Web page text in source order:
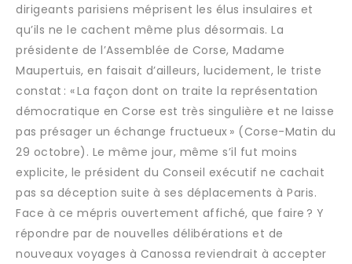
dirigeants parisiens méprisent les élus insulaires et
qu’ils ne le cachent même plus désormais. La
présidente de l’Assemblée de Corse, Madame
Maupertuis, en faisait d’ailleurs, lucidement, le triste
constat : « La façon dont on traite la représentation
démocratique en Corse est très singulière et ne laisse
pas présager un échange fructueux » (Corse-Matin du
29 octobre). Le même jour, même s’il fut moins
explicite, le président du Conseil exécutif ne cachait
pas sa déception suite à ses déplacements à Paris.
Face à ce mépris ouvertement affiché, que faire ? Y
répondre par de nouvelles délibérations et de
nouveaux voyages à Canossa reviendrait à accepter